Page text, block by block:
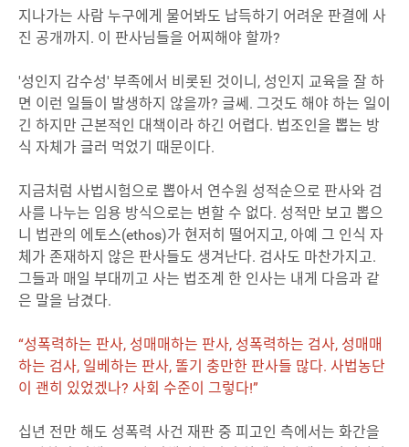
지나가는 사람 누구에게 물어봐도 납득하기 어려운 판결에 사
진 공개까지. 이 판사님들을 어찌해야 할까?
'성인지 감수성' 부족에서 비롯된 것이니, 성인지 교육을 잘 하
면 이런 일들이 발생하지 않을까? 글쎄. 그것도 해야 하는 일이
긴 하지만 근본적인 대책이라 하긴 어렵다. 법조인을 뽑는 방
식 자체가 글러 먹었기 때문이다.
지금처럼 사법시험으로 뽑아서 연수원 성적순으로 판사와 검
사를 나누는 임용 방식으로는 변할 수 없다. 성적만 보고 뽑으
니 법관의 에토스(ethos)가 현저히 떨어지고, 아예 그 인식 자
체가 존재하지 않은 판사들도 생겨난다. 검사도 마찬가지고.
그들과 매일 부대끼고 사는 법조계 한 인사는 내게 다음과 같
은 말을 남겼다.
“성폭력하는 판사, 성매매하는 판사, 성폭력하는 검사, 성매매
하는 검사, 일베하는 판사, 똘기 충만한 판사들 많다. 사법농단
이 괜히 있었겠나? 사회 수준이 그렇다!”
십년 전만 해도 성폭력 사건 재판 중 피고인 측에서는 화간을